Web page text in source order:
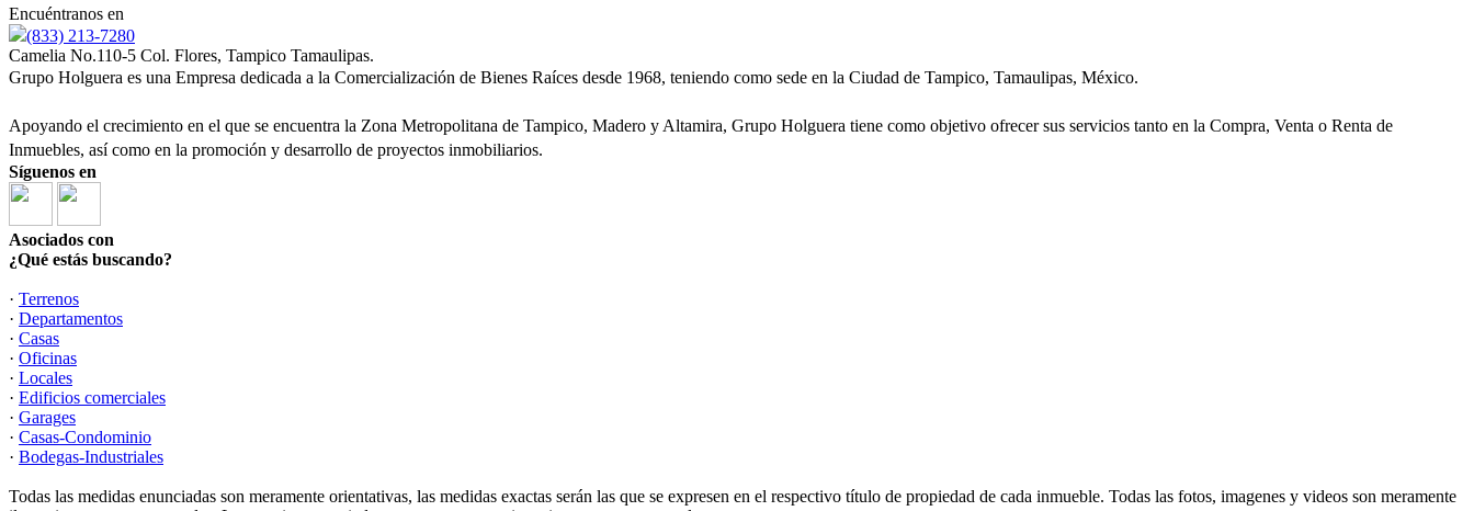
Encuéntranos en
(833) 213-7280
Camelia No.110-5 Col. Flores, Tampico Tamaulipas.
Grupo Holguera es una Empresa dedicada a la Comercialización de Bienes Raíces desde 1968, teniendo como sede en la Ciudad de Tampico, Tamaulipas, México.
Apoyando el crecimiento en el que se encuentra la Zona Metropolitana de Tampico, Madero y Altamira, Grupo Holguera tiene como objetivo ofrecer sus servicios tanto en la Compra, Venta o Renta de
Inmuebles, así como en la promoción y desarrollo de proyectos inmobiliarios.
Síguenos en
Asociados con
¿Qué estás buscando?
· Terrenos
· Departamentos
· Casas
· Oficinas
· Locales
· Edificios comerciales
· Garages
· Casas-Condominio
· Bodegas-Industriales
Todas las medidas enunciadas son meramente orientativas, las medidas exactas serán las que se expresen en el respectivo título de propiedad de cada inmueble. Todas las fotos, imagenes y videos son meramente